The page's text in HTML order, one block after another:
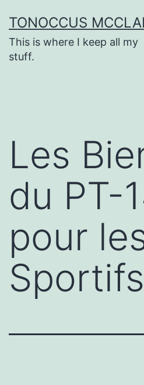
to
content
TONOCCUS
This is where I keep all my
stuff.
Les
du PT-
pour
Sportifs